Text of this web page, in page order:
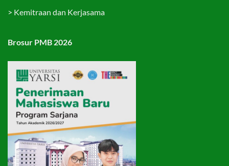
> Kemitraan dan Kerjasama
Brosur PMB 2026